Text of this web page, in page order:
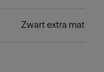
Zwart extra mat